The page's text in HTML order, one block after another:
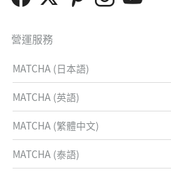
營運服務
MATCHA (日本語)
MATCHA (英語)
MATCHA (繁體中文)
MATCHA (泰語)